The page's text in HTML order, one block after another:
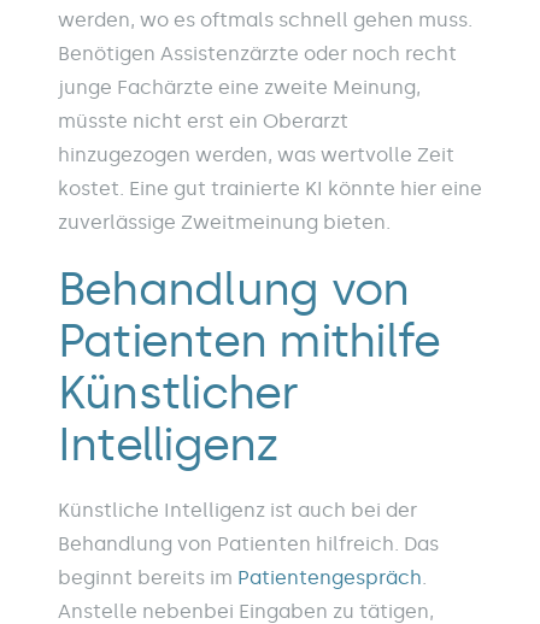
werden, wo es oftmals schnell gehen muss.
Benötigen Assistenzärzte oder noch recht
junge Fachärzte eine zweite Meinung,
müsste nicht erst ein Oberarzt
hinzugezogen werden, was wertvolle Zeit
kostet. Eine gut trainierte KI könnte hier eine
zuverlässige Zweitmeinung bieten.
Behandlung von
Patienten mithilfe
Künstlicher
Intelligenz
Künstliche Intelligenz ist auch bei der
Behandlung von Patienten hilfreich. Das
beginnt bereits im Patientengespräch
Anstelle nebenbei Eingaben zu tätigen,